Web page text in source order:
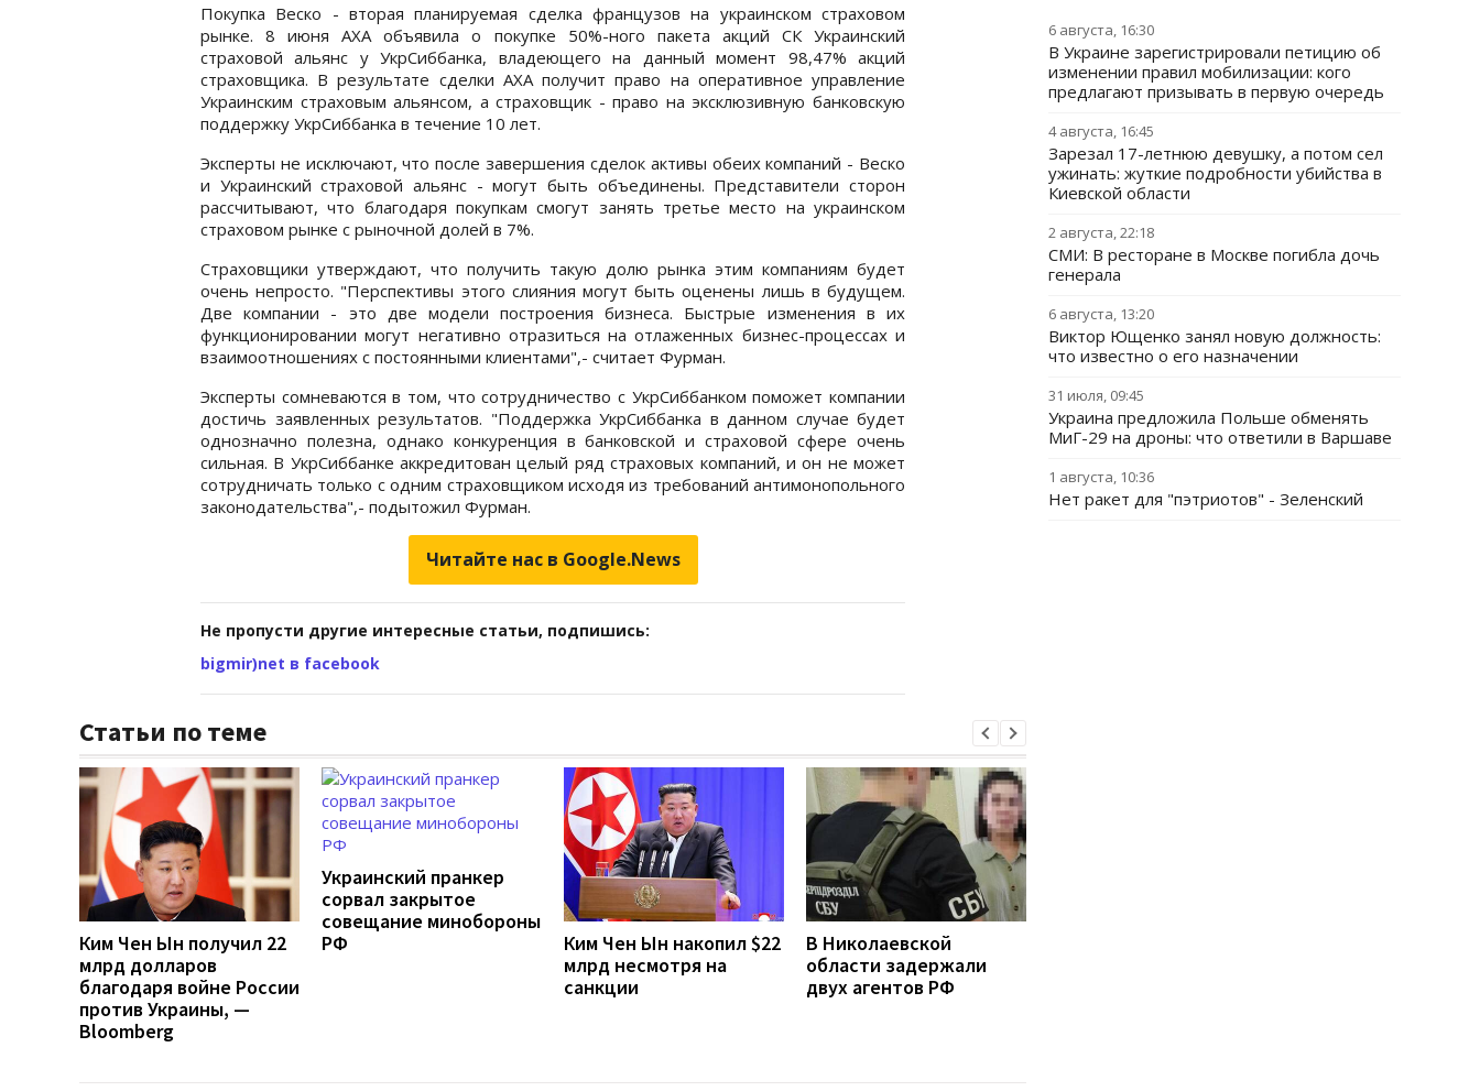
Покупка Веско - вторая планируемая сделка французов на украинском страховом
рынке. 8 июня AXA объявила о покупке 50%-ного пакета акций СК Украинский
страховой альянс у УкрСиббанка, владеющего на данный момент 98,47% акций
страховщика. В результате сделки AXA получит право на оперативное управление
Украинским страховым альянсом, а страховщик - право на эксклюзивную банковскую
поддержку УкрСиббанка в течение 10 лет.
Эксперты не исключают, что после завершения сделок активы обеих компаний - Веско
и Украинский страховой альянс - могут быть объединены. Представители сторон
рассчитывают, что благодаря покупкам смогут занять третье место на украинском
страховом рынке с рыночной долей в 7%.
Страховщики утверждают, что получить такую долю рынка этим компаниям будет
очень непросто. "Перспективы этого слияния могут быть оценены лишь в будущем.
Две компании - это две модели построения бизнеса. Быстрые изменения в их
функционировании могут негативно отразиться на отлаженных бизнес-процессах и
взаимоотношениях с постоянными клиентами",- считает Фурман.
Эксперты сомневаются в том, что сотрудничество с УкрСиббанком поможет компании
достичь заявленных результатов. "Поддержка УкрСиббанка в данном случае будет
однозначно полезна, однако конкуренция в банковской и страховой сфере очень
сильная. В УкрСиббанке аккредитован целый ряд страховых компаний, и он не может
сотрудничать только с одним страховщиком исходя из требований антимонопольного
законодательства",- подытожил Фурман.
Читайте нас в Google.News
Не пропусти другие интересные статьи, подпишись:
bigmir)net в facebook
Статьи по теме
Ким Чен Ын получил 22
млрд долларов
благодаря войне России
против Украины, —
Bloomberg
Украинский пранкер
сорвал закрытое
совещание минобороны
РФ
Ким Чен Ын накопил $22
млрд несмотря на
санкции
В Николаевской
области задержали
двух агентов РФ
6 августа, 16:30
В Украине зарегистрировали петицию об
изменении правил мобилизации: кого
предлагают призывать в первую очередь
4 августа, 16:45
Зарезал 17-летнюю девушку, а потом сел
ужинать: жуткие подробности убийства в
Киевской области
2 августа, 22:18
СМИ: В ресторане в Москве погибла дочь
генерала
6 августа, 13:20
Виктор Ющенко занял новую должность:
что известно о его назначении
31 июля, 09:45
Украина предложила Польше обменять
МиГ-29 на дроны: что ответили в Варшаве
1 августа, 10:36
Нет ракет для "пэтриотов" - Зеленский